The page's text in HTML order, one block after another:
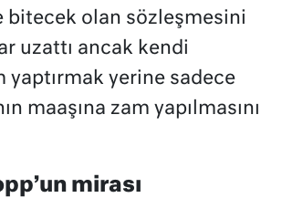
bitecek olan sözleşmesini
uzattı ancak kendi
yaptırmak yerine sadece
maaşına zam yapılmasını
mirası